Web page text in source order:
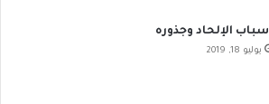
الإلحاد وجذوره
يوليو 18, 2019